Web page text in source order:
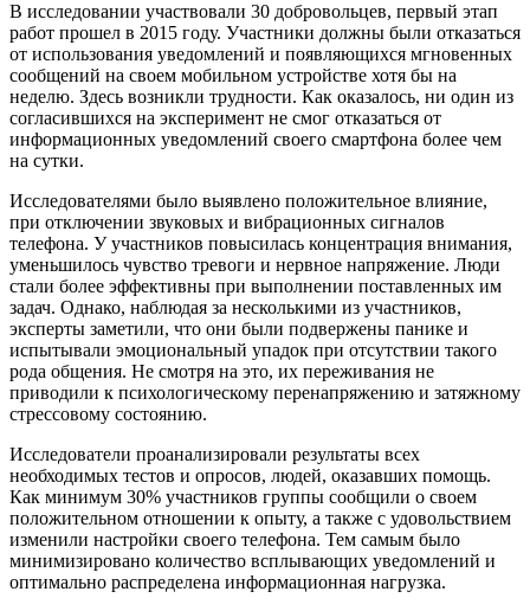
В исследовании участвовали 30 добровольцев, первый этап
работ прошел в 2015 году. Участники должны были отказаться
от использования уведомлений и появляющихся мгновенных
сообщений на своем мобильном устройстве хотя бы на
неделю. Здесь возникли трудности. Как оказалось, ни один из
согласившихся на эксперимент не смог отказаться от
информационных уведомлений своего смартфона более чем
на сутки.
Исследователями было выявлено положительное влияние,
при отключении звуковых и вибрационных сигналов
телефона. У участников повысилась концентрация внимания,
уменьшилось чувство тревоги и нервное напряжение. Люди
стали более эффективны при выполнении поставленных им
задач. Однако, наблюдая за несколькими из участников,
эксперты заметили, что они были подвержены панике и
испытывали эмоциональный упадок при отсутствии такого
рода общения. Не смотря на это, их переживания не
приводили к психологическому перенапряжению и затяжному
стрессовому состоянию.
Исследователи проанализировали результаты всех
необходимых тестов и опросов, людей, оказавших помощь.
Как минимум 30% участников группы сообщили о своем
положительном отношении к опыту, а также с удовольствием
изменили настройки своего телефона. Тем самым было
минимизировано количество всплывающих уведомлений и
оптимально распределена информационная нагрузка.